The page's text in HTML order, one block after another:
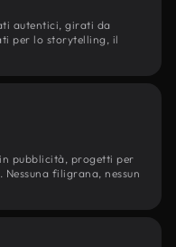
autentici, girati da
per lo storytelling, il
pubblicità, progetti per
filigrana, nessun